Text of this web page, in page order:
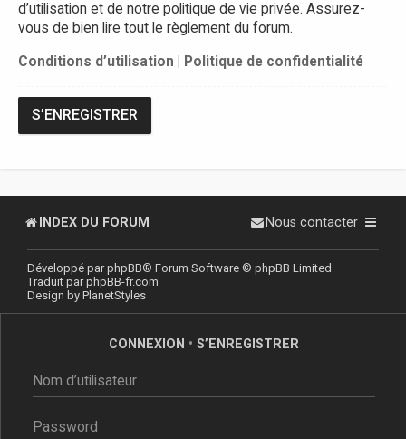
d’utilisation et de notre politique de vie privée. Assurez-
vous de bien lire tout le règlement du forum.
Conditions d’utilisation Politique de confidentialité
S’ENREGISTRER
INDEX DU FORUM Nous contacter
Développé parphpBB® Forum Software © phpBB Limited
Traduit parphpBB-fr.com
Design by PlanetStyles
CONNEXION • S’ENREGISTRER